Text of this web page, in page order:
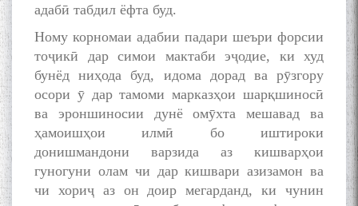
адабӣ табдил ёфта буд.
Ному корномаи адабии падари шеъри форсии
тоҷикӣ дар симои мактаби эҷодие, ки худ
бунёд ниҳода буд, идома дорад ва рӯзгору
осори ӯ дар тамоми марказҳои шарқшиносӣ
ва эроншиносии дунё омӯхта мешавад ва
ҳамоишҳои илмӣ бо иштироки
донишмандони варзида аз кишварҳои
гуногуни олам чи дар кишвари азизамон ва
чи хориҷ аз он доир мегарданд, ки чунин
The Persian Gulf Beautiful
poetry from Устод Мумин
Қаноат (Ustod Mumin Qanoat)
and Master Mehryar
Mehrafarin about the conflict
of the name of the Persian